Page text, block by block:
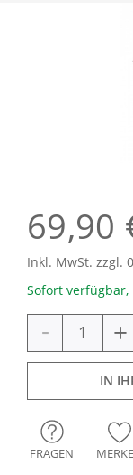
69,90
Inkl. MwSt. zzgl.
Sofort verfügbar,
- +
IN
FRAGEN